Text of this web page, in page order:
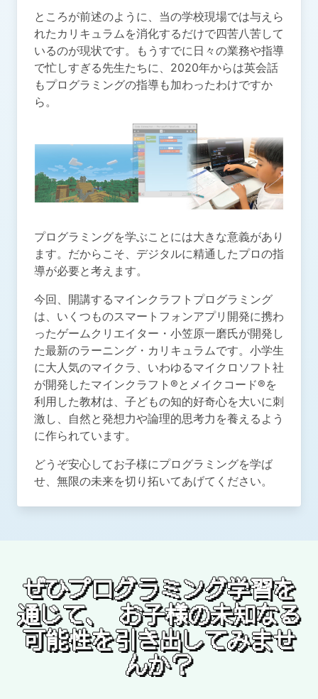
ところが前述のように、当の学校現場では与えら
れたカリキュラムを消化するだけで四苦八苦して
いるのが現状です。もうすでに日々の業務や指導
で忙しすぎる先生たちに、2020年からは英会話
もプログラミングの指導も加わったわけですか
ら。
プログラミングを学ぶことには大きな意義があり
ます。だからこそ、デジタルに精通したプロの指
導が必要と考えます。
今回、開講するマインクラフトプログラミング
は、いくつものスマートフォンアプリ開発に携わ
ったゲームクリエイター・小笠原一磨氏が開発し
た最新のラーニング・カリキュラムです。小学生
に大人気のマイクラ、いわゆるマイクロソフト社
が開発したマインクラフト®とメイクコード®を
利用した教材は、子どもの知的好奇心を大いに刺
激し、自然と発想力や論理的思考力を養えるよう
に作られています。
どうぞ安心してお子様にプログラミングを学ば
せ、無限の未来を切り拓いてあげてください。
ぜひプログラミング学習を
通じて、 お子様の未知なる
可能性を引き出してみませ
んか？